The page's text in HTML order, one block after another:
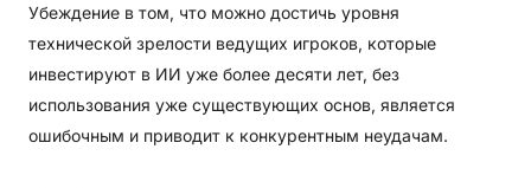
Убеждение в том, что можно достичь уровня
технической зрелости ведущих игроков, которые
инвестируют в ИИ уже более десяти лет, без
использования уже существующих основ, является
ошибочным и приводит к конкурентным неудачам.